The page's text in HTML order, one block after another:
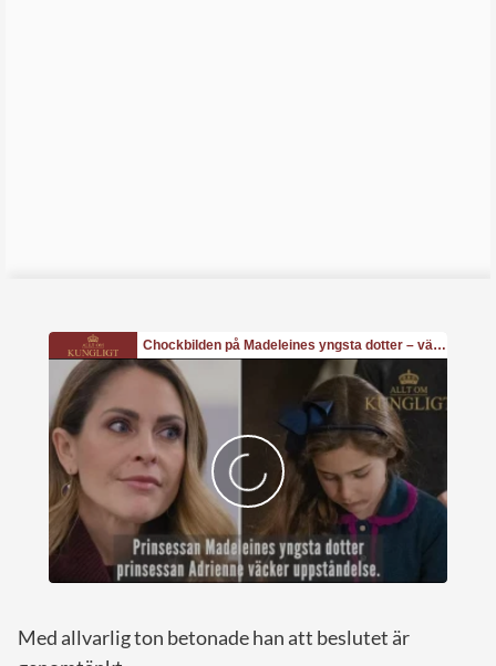
Med allvarlig ton betonade han att beslutet är